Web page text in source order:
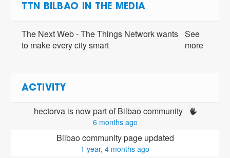
TTN BILBAO IN THE MEDIA
The Next Web - The Things Network wants
to make every city smart
See
more
ACTIVITY
hectorva is now part of Bilbao community
6 months ago
Bilbao community page updated
1 year, 4 months ago